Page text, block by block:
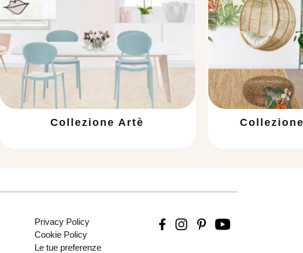
Collezione Artè
Privacy Policy
Cookie Policy
Le tue preferenze